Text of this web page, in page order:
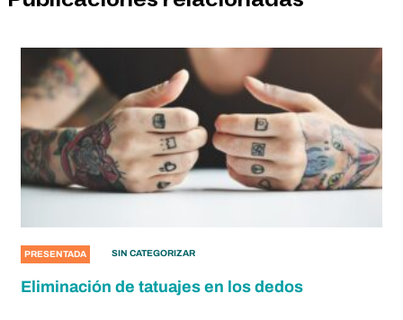
PRESENTADA SIN CATEGORIZAR
Eliminación de tatuajes en los dedos